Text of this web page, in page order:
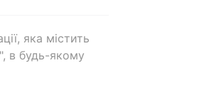
яка містить
в будь-якому